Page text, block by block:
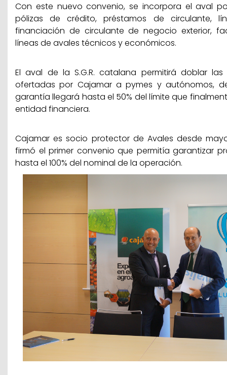
Con este nuevo convenio, se incorpora el aval
pólizas de crédito, préstamos de circulante,
financiación de circulante de negocio exterior,
líneas de avales técnicos y económicos.
El aval de la S.G.R. catalana permitirá doblar
ofertadas por Cajamar a pymes y autónomos,
garantía llegará hasta el 50% del límite que
entidad financiera.
Cajamar es socio protector de Avales desde
firmó el primer convenio que permitía garantizar
hasta el 100% del nominal de la operación.